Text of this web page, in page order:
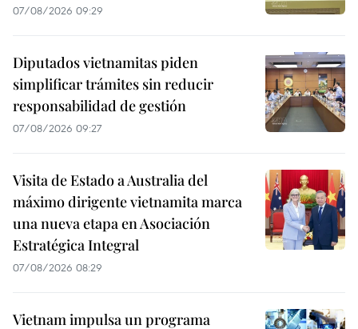
07/08/2026 09:29
Diputados vietnamitas piden
simplificar trámites sin reducir
responsabilidad de gestión
07/08/2026 09:27
Visita de Estado a Australia del
máximo dirigente vietnamita marca
una nueva etapa en Asociación
Estratégica Integral
07/08/2026 08:29
Vietnam impulsa un programa